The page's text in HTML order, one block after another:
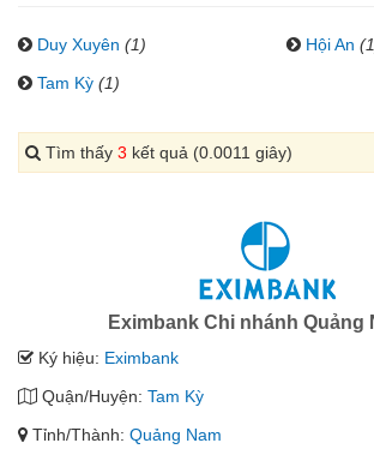
Duy Xuyên (1) Hội An
Tam Kỳ (1)
Tìm thấy 3 kết quả (0.0011 giây)
Eximbank Chi nhánh Quảng
Ký hiệu: Eximbank
Quận/Huyện: Tam Kỳ
Tỉnh/Thành: Quảng Nam